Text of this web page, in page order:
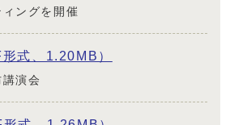
ングを開催
式、1.20MB）
演会